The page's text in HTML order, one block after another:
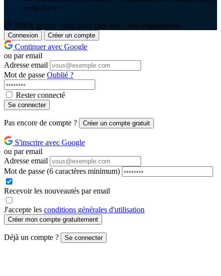
coup d'œil
100 % gratuit · sans carte bancaire · sans engagement
Connexion Créer un compte
Continuer avec Google
ou par email
Adresse email
Mot de passe Oublié ?
Rester connecté
Se connecter
Pas encore de compte ? Créer un compte gratuit
S'inscrire avec Google
ou par email
Adresse email
Mot de passe (6 caractères minimum)
Recevoir les nouveautés par email
J'accepte les conditions générales d'utilisation
Créer mon compte gratuitement
Déjà un compte ? Se connecter